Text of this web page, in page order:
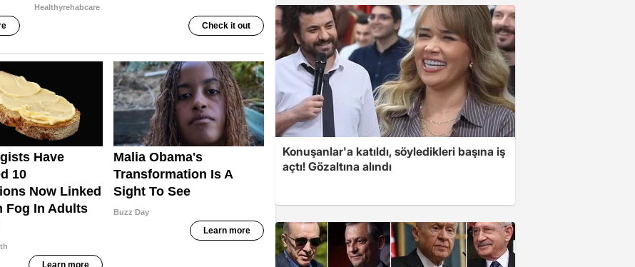
Konuşanlar'a katıldı, söyledikleri başına iş
açtı! Gözaltına alındı